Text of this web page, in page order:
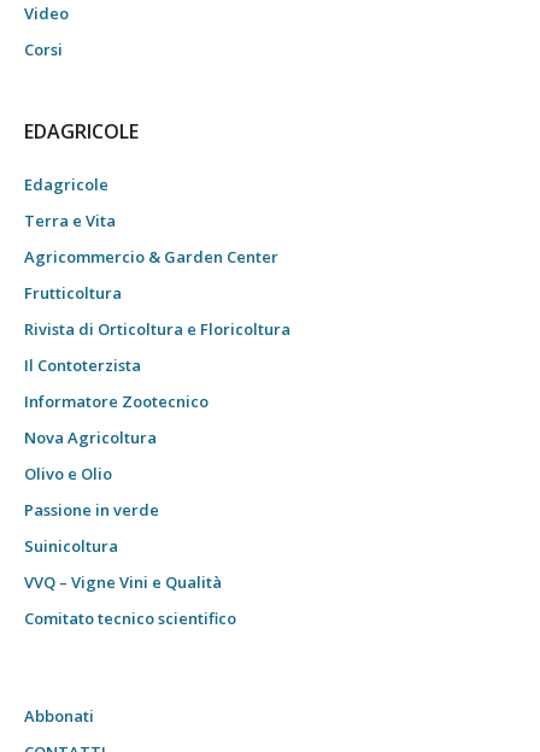
Video
Corsi
EDAGRICOLE
Edagricole
Terra e Vita
Agricommercio & Garden Center
Frutticoltura
Rivista di Orticoltura e Floricoltura
Il Contoterzista
Informatore Zootecnico
Nova Agricoltura
Olivo e Olio
Passione in verde
Suinicoltura
VVQ – Vigne Vini e Qualità
Comitato tecnico scientifico
Abbonati